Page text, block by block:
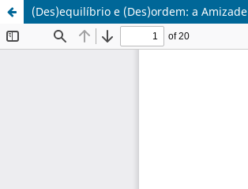
(Des)equilíbrio e (Des)ordem: a